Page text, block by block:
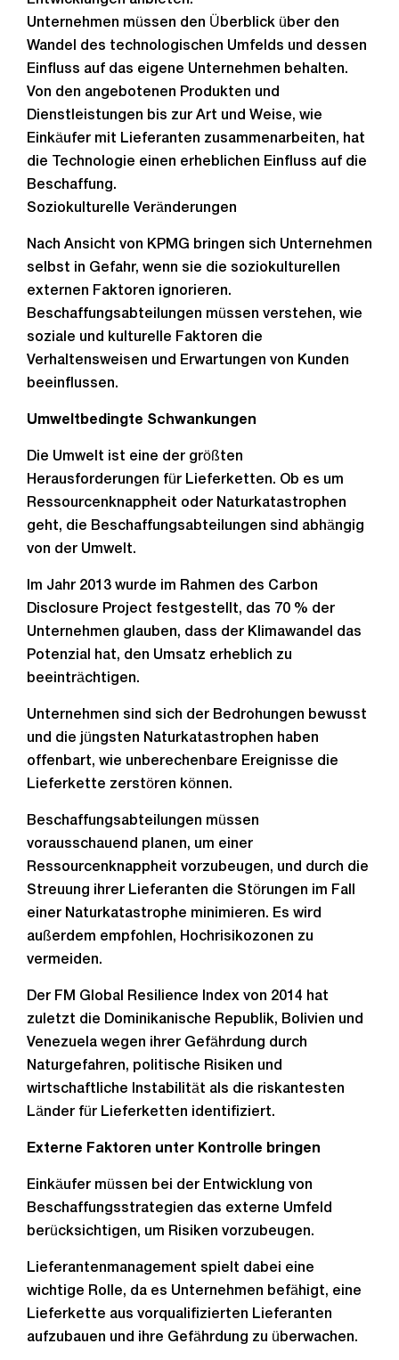
Unternehmen müssen den Überblick über den
Wandel des technologischen Umfelds und dessen
Einfluss auf das eigene Unternehmen behalten.
Von den angebotenen Produkten und
Dienstleistungen bis zur Art und Weise, wie
Einkäufer mit Lieferanten zusammenarbeiten, hat
die Technologie einen erheblichen Einfluss auf die
Beschaffung.
Soziokulturelle Veränderungen
Nach Ansicht von KPMG bringen sich Unternehmen
selbst in Gefahr, wenn sie die soziokulturellen
externen Faktoren ignorieren.
Beschaffungsabteilungen müssen verstehen, wie
soziale und kulturelle Faktoren die
Verhaltensweisen und Erwartungen von Kunden
beeinflussen.
Umweltbedingte Schwankungen
Die Umwelt ist eine der größten
Herausforderungen für Lieferketten. Ob es um
Ressourcenknappheit oder Naturkatastrophen
geht, die Beschaffungsabteilungen sind abhängig
von der Umwelt.
Im Jahr 2013 wurde im Rahmen des Carbon
Disclosure Project festgestellt, das 70 % der
Unternehmen glauben, dass der Klimawandel das
Potenzial hat, den Umsatz erheblich zu
beeinträchtigen.
Unternehmen sind sich der Bedrohungen bewusst
und die jüngsten Naturkatastrophen haben
offenbart, wie unberechenbare Ereignisse die
Lieferkette zerstören können.
Beschaffungsabteilungen müssen
vorausschauend planen, um einer
Ressourcenknappheit vorzubeugen, und durch die
Streuung ihrer Lieferanten die Störungen im Fall
einer Naturkatastrophe minimieren. Es wird
außerdem empfohlen, Hochrisikozonen zu
vermeiden.
Der FM Global Resilience Index von 2014 hat
zuletzt die Dominikanische Republik, Bolivien und
Venezuela wegen ihrer Gefährdung durch
Naturgefahren, politische Risiken und
wirtschaftliche Instabilität als die riskantesten
Länder für Lieferketten identifiziert.
Externe Faktoren unter Kontrolle bringen
Einkäufer müssen bei der Entwicklung von
Beschaffungsstrategien das externe Umfeld
berücksichtigen, um Risiken vorzubeugen.
Lieferantenmanagement spielt dabei eine
wichtige Rolle, da es Unternehmen befähigt, eine
Lieferkette aus vorqualifizierten Lieferanten
aufzubauen und ihre Gefährdung zu überwachen.